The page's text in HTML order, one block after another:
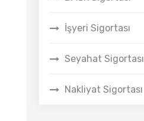
İşyeri Sigortası
Seyahat Sigortası
Nakliyat Sigortası